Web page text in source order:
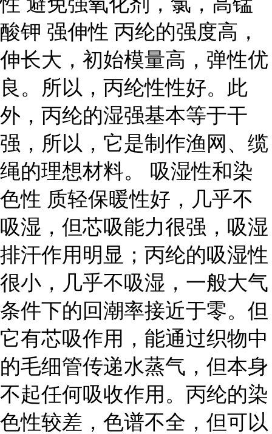
酸钾 强伸性 丙纶的强度高，
伸长大，初始模量高，弹性优
良。所以，丙纶性性好。此
外，丙纶的湿强基本等于干
强，所以，它是制作渔网、缆
绳的理想材料。 吸湿性和染
色性 质轻保暖性好，几乎不
吸湿，但芯吸能力很强，吸湿
排汗作用明显；丙纶的吸湿性
很小，几乎不吸湿，一般大气
条件下的回潮率接近于零。但
它有芯吸作用，能通过织物中
的毛细管传递水蒸气，但本身
不起任何吸收作用。丙纶的染
色性较差，色谱不全，但可以